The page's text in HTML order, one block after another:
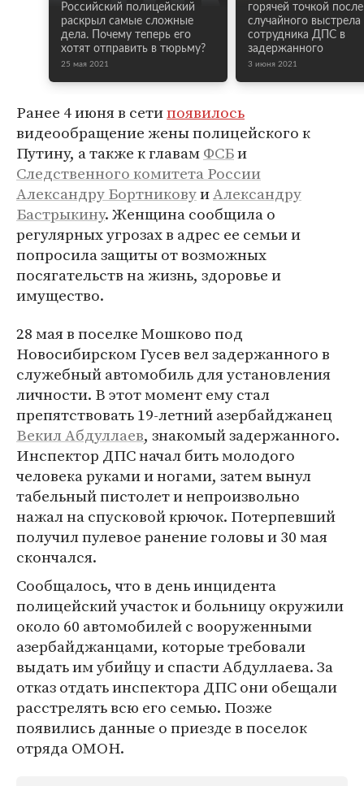
Российский полицейский
раскрыл самые сложные
дела. Почему теперь его
хотят отправить в тюрьму?
25 мая 2021
горячей точкой после
случайного выстрела
сотрудника ДПС в
задержанного
3 июня 2021
Ранее 4 июня в сетипоявилось
видеообращение жены полицейского к
Путину, а также к главамФСБи
Следственного комитета России
Александру БортниковуиАлександру
Бастрыкину. Женщина сообщила о
регулярных угрозах в адрес ее семьи и
попросила защиты от возможных
посягательств на жизнь, здоровье и
имущество.
28 мая в поселке Мошково под
Новосибирском Гусев вел задержанного в
служебный автомобиль для установления
личности. В этот момент ему стал
препятствовать 19-летний азербайджанец
Векил Абдуллаев, знакомый задержанного.
Инспектор ДПС начал бить молодого
человека руками и ногами, затем вынул
табельный пистолет и непроизвольно
нажал на спусковой крючок. Потерпевший
получил пулевое ранение головы и 30 мая
скончался.
Сообщалось, что в день инцидента
полицейский участок и больницу окружили
около 60 автомобилей с вооруженными
азербайджанцами, которые требовали
выдать им убийцу и спасти Абдуллаева. За
отказ отдать инспектора ДПС они обещали
расстрелять всю его семью. Позже
появились данные о приезде в поселок
отряда ОМОН.